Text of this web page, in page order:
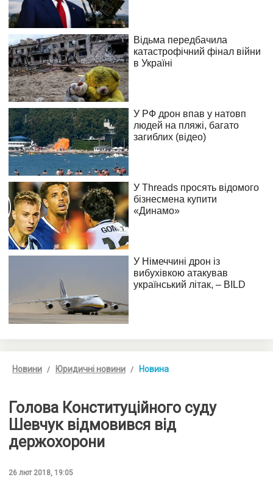
Новини Юридичні новини Новина
Голова Конституційного суду
Шевчук відмовився від
держохорони
26 лют 2018, 19:05